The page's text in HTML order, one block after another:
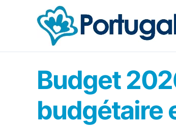
Budget
budgétaire